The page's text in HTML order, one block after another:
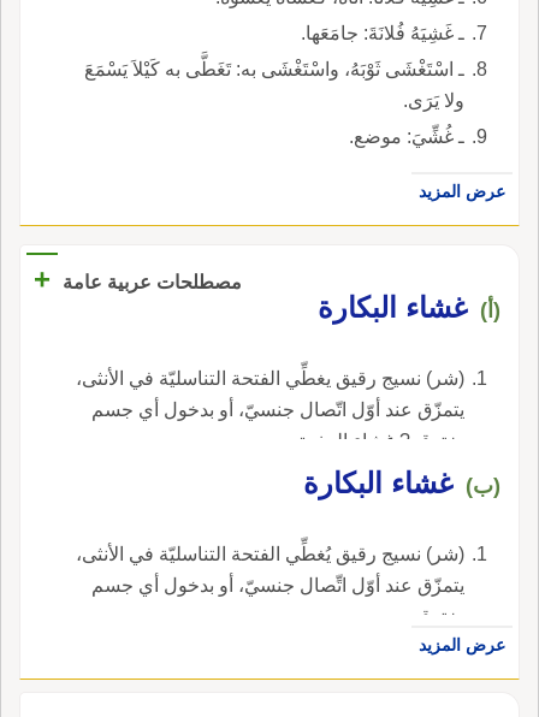
ـ غَشِيَهُ فُلانَةَ: جامَعَها.
ـ اسْتَغْشَى ثَوْبَهُ، واسْتَغْشَى به: تَغَطَّى به كَيْلاَ يَسْمَعَ
ولا يَرَى.
ـ غُشِّيَ: موضع.
عرض المزيد
مصطلحات عربية عامة +
(أ) غشاء البكارة
(شر) نسيج رقيق يغطِّي الفتحة التناسليّة في الأنثى،
يتمزّق عند أوّل اتّصال جنسيّ، أو بدخول أي جسم
يخترقه? غشاء العذرة.
(ب) غشاء البكارة
(شر) نسيج رقيق يُغطِّي الفتحة التناسليّة في الأنثى،
يتمزّق عند أوّل اتِّصال جنسيّ، أو بدخول أي جسم
يخترقه.
عرض المزيد